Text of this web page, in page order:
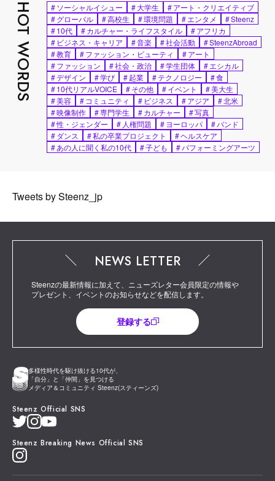
HOT WORDS #ソーシャルイシュー #大学生 #アート・クリエイティブ
#グローバル #高校生 #環境問題 #エンタメ #Steenz
#10代 #カルチャー・ライフスタイル #アフリカ
# ビジネス・キャリア #音楽 #社会活動 #SteenzAbroad
#教育 #ファッション・ビューティ #アート
#ファッション #社会・政治 #学生団体 #エシカル
#デザイン #学び #起業 #テクノロジー #食
#10代リアルVOICE #その他 #イベント #美大生
#美容 # コミュニティ # ビジネス #アジア #北米
#映像制作 #専門学生 #カルチャー #写真
#性・ジェンダー # 人権問題 #ヨーロッパ #バンド
#ダンス #私の卒業プロジェクト #ヘルスケア
#あの人に聞く私の10代 #子ども #パフォーミングアーツ
Tweets by Steenz_jp
多様性時代を駆け抜ける10代が、
「自分」と「仲間」を見つける
メディア＆コミュニティ Steenz(スティーンズ)
Steenz Official SNS
Steenz Breaking News Official SNS
NEWS LETTER
Steenzの最新情報に加えて、ニューズレター会員限定の情報や
プレゼント、イベントのお知らせなどを配信します。
登録する